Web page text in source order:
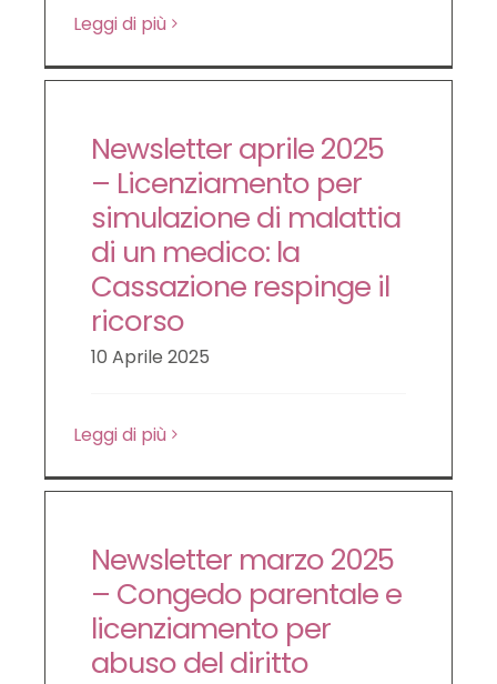
Leggi di più
Newsletter aprile 2025
– Licenziamento per
simulazione di malattia
di un medico: la
Cassazione respinge il
ricorso
10 Aprile 2025
Leggi di più
Newsletter marzo 2025
– Congedo parentale e
licenziamento per
abuso del diritto